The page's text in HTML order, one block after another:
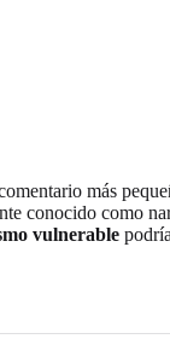
más
conocido como
vulnerable